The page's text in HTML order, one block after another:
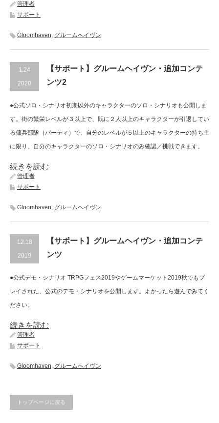
管理者
サポート
Gloomhaven, グルームヘイヴン
1.24
2020
【サポート】グルームヘイヴン・追加コンテ
ンツ2
●公式ソロ・シナリオ初期以外のキャラクターのソロ・シナリオも公開しま
す。街の繁栄レベルが３以上で、既に２人以上のキャラクターが引退してい
る傭兵部隊（パーティ）で、自分のレベルが５以上のキャラクターの持ち主
に限り、自分のキャラクターのソロ・シナリオのみ確認／挑戦できます。
続きを読む
管理者
サポート
Gloomhaven, グルームヘイヴン
12.18
2019
【サポート】グルームヘイヴン・追加コンテ
ンツ
●公式デモ・シナリオ TRPGフェス2019やゲームマーケット2019秋でもプ
レイされた、公式のデモ・シナリオを公開します。よかったら遊んでみてく
ださい。
続きを読む
管理者
サポート
Gloomhaven, グルームヘイヴン
トップページに戻る